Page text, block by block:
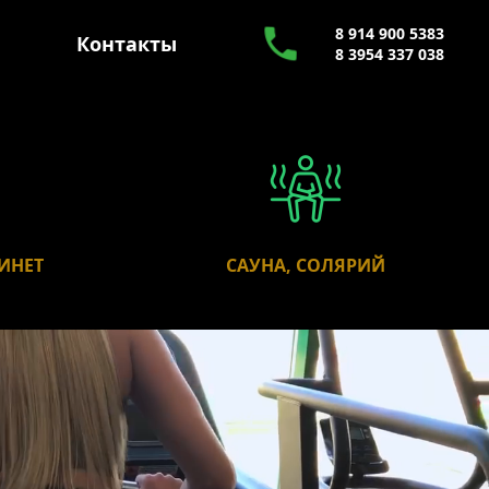
Контакты
8 914 900 5383
8 3954 337 038
САУНА, СОЛЯРИЙ